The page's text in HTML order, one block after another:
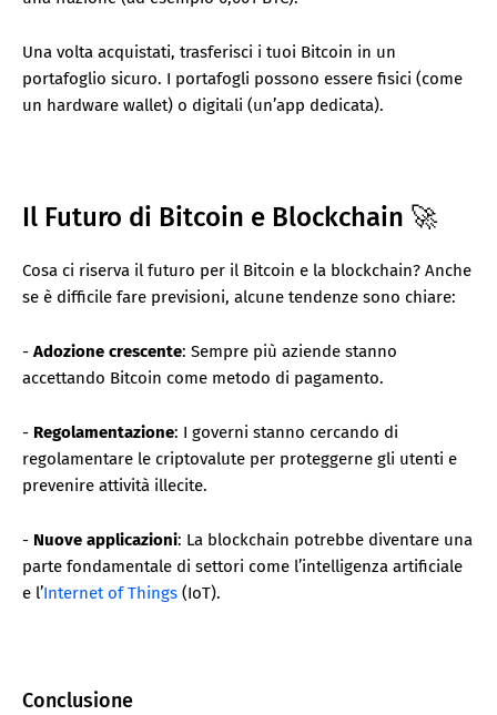
Una volta acquistati, trasferisci i tuoi Bitcoin in un
portafoglio sicuro. I portafogli possono essere fisici (come
un hardware wallet) o digitali (un’app dedicata).
Il Futuro di Bitcoin e Blockchain 🚀
Cosa ci riserva il futuro per il Bitcoin e la blockchain? Anche
se è difficile fare previsioni, alcune tendenze sono chiare:
- Adozione crescente: Sempre più aziende stanno
accettando Bitcoin come metodo di pagamento.
- Regolamentazione: I governi stanno cercando di
regolamentare le criptovalute per proteggerne gli utenti e
prevenire attività illecite.
- Nuove applicazioni: La blockchain potrebbe diventare una
parte fondamentale di settori come l’intelligenza artificiale
e l’Internet of Things (IoT).
Conclusione